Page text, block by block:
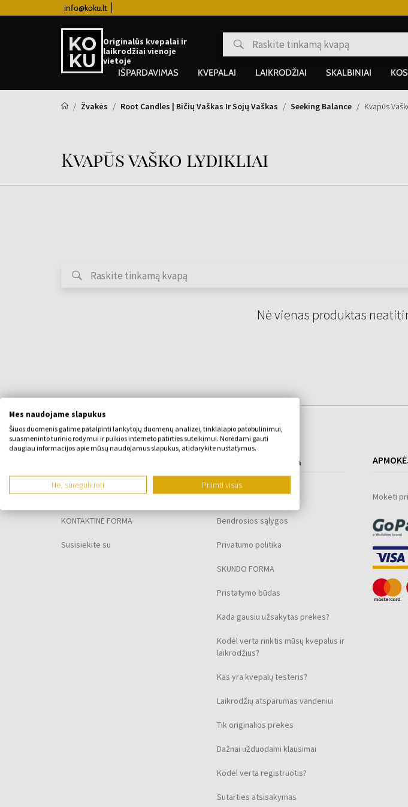
info@koku.lt
Originalūs kvepalai ir
laikrodžiai vienoje
vietoje
IŠPARDAVIMAS KVEPALAI LAIKRODŽIAI SKALBINIAI
Žvakės Root Candles | Bičių Vaškas Ir Sojų Vaškas Seeking Balance Kvapūs
Kvapūs vaško lydikliai
Nė vienas produktas
Apie mus
KONTAKTINĖ FORMA
Susisiekite su
VISKAS APIE PIRKIMĄ
Lojalumo programa
Bendrosios sąlygos
Privatumo politika
SKUNDO FORMA
Pristatymo būdas
Kada gausiu užsakytas prekes?
Kodėl verta rinktis mūsų kvepalus ir
laikrodžius?
Kas yra kvepalų testeris?
Laikrodžių atsparumas vandeniui
Tik originalios prekės
Dažnai užduodami klausimai
Kodėl verta registruotis?
Sutarties atsisakymas
Mokėti
Mes naudojame slapukus
Šiuos duomenis galime patalpinti lankytojų duomenų analizei, tinklalapio patobulinimui,
suasmeninto turinio rodymui ir puikios interneto patirties suteikimui. Norėdami gauti
daugiau informacijos apie mūsų naudojamus slapukus, atidarykite nustatymus.
Ne, sureguliuoti Priimti visus